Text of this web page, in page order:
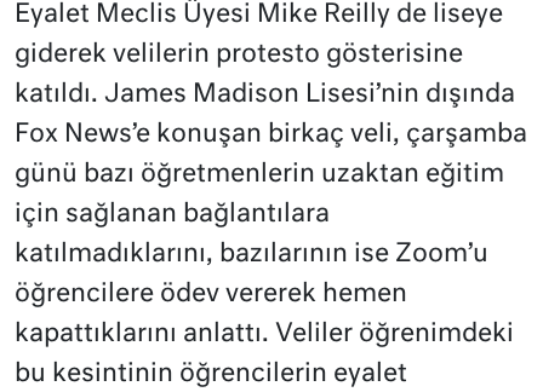
Eyalet Meclis Üyesi Mike Reilly de liseye
giderek velilerin protesto gösterisine
katıldı. James Madison Lisesi’nin dışında
Fox News’e konuşan birkaç veli, çarşamba
günü bazı öğretmenlerin uzaktan eğitim
için sağlanan bağlantılara
katılmadıklarını, bazılarının ise Zoom’u
öğrencilere ödev vererek hemen
kapattıklarını anlattı. Veliler öğrenimdeki
bu kesintinin öğrencilerin eyalet